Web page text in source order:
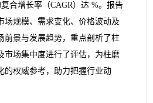
合增长率（CAGR）达 %。报告
场规模、需求变化、价格波动及
前景与发展趋势，重点剖析了柱
市场集中度进行了评估，为柱磨
的权威参考，助力把握行业动